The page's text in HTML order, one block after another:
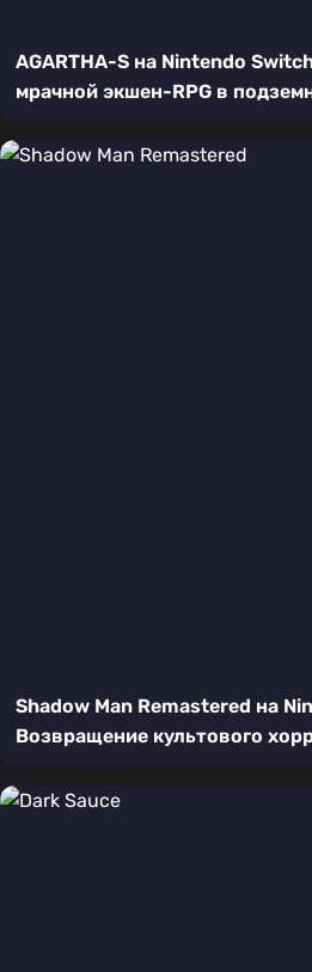
AGARTHA-S на Nintendo
мрачной экшен-RPG в
Shadow Man Remastered на
Возвращение культового